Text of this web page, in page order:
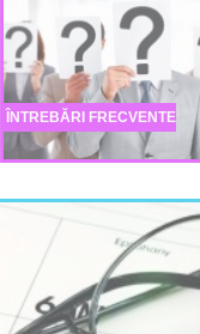
ÎNTREBĂRI FRECVENTE